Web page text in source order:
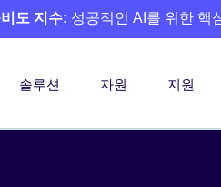
도 지수: 성공적인 AI를 위한 핵
솔루션 자원 지원